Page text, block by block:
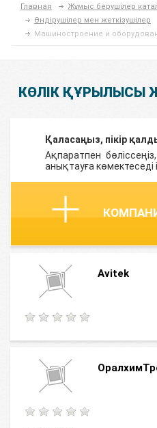
Главная Жұмыс берушілер
Өндірушілер мен жеткізушілер
Машиностроение и
КӨЛІК ҚҰРЫЛЫСЫ
Қаласаңыз, пікір
Ақпаратпен
анықтауға көмектеседі
Avitek